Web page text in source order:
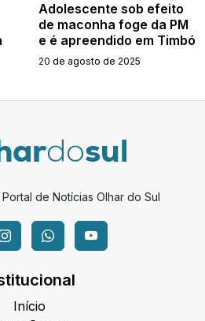
Adolescente sob efeito
de maconha foge da PM
e é apreendido em Timbó
20 de agosto de 2025
de Notícias Olhar do Sul
Início